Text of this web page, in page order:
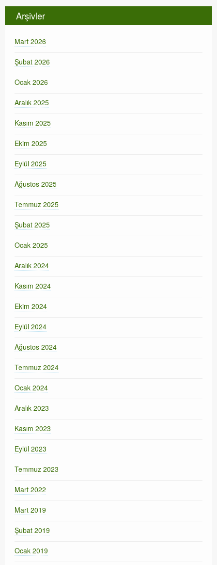
Arşivler
Mart 2026
Şubat 2026
Ocak 2026
Aralık 2025
Kasım 2025
Ekim 2025
Eylül 2025
Ağustos 2025
Temmuz 2025
Şubat 2025
Ocak 2025
Aralık 2024
Kasım 2024
Ekim 2024
Eylül 2024
Ağustos 2024
Temmuz 2024
Ocak 2024
Aralık 2023
Kasım 2023
Eylül 2023
Temmuz 2023
Mart 2022
Mart 2019
Şubat 2019
Ocak 2019